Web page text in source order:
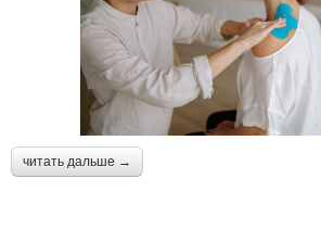
читать дальше →